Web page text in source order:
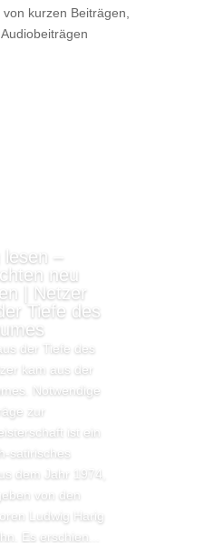
kurzen Beiträgen,
lesen –
neu
| Netzer
Tiefe des
der Tiefe des
kam aus der
Notwendige
zur
ist ein
satirisches
dem Jahr 1974,
von den
Ludwig Harig
Es erschien...